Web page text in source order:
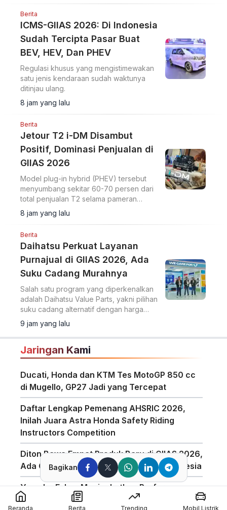
Berita
ICMS-GIIAS 2026: Di Indonesia
Sudah Tercipta Pasar Buat
BEV, HEV, Dan PHEV
Regulasi khusus yang mengistimewakan
satu jenis kendaraan sudah waktunya
ditinjau ulang.
8 jam yang lalu
Berita
Jetour T2 i-DM Disambut
Positif, Dominasi Penjualan di
GIIAS 2026
Model plug-in hybrid (PHEV) tersebut
menyumbang sekitar 60-70 persen dari
total penjualan T2 selama pameran
berlangsung.
8 jam yang lalu
Berita
Daihatsu Perkuat Layanan
Purnajual di GIIAS 2026, Ada
Suku Cadang Murahnya
Salah satu program yang diperkenalkan
adalah Daihatsu Value Parts, yakni pilihan
suku cadang alternatif dengan harga
lebih terjangkau.
9 jam yang lalu
Jaringan Kami
Ducati, Honda dan KTM Tes MotoGP 850 cc
di Mugello, GP27 Jadi yang Tercepat
Daftar Lengkap Pemenang AHSRIC 2026,
Inilah Juara Astra Honda Safety Riding
Instructors Competition
Diton Bawa Empat Produk Baru di GIIAS 2026,
Ada Compound Aerosol Pertama di Indonesia
Yamaha Fokus Meningkatkan Performa
Bagian Depan Untuk Motor 850cc
Bagikan
Beranda Berita Trending Mobil Listrik